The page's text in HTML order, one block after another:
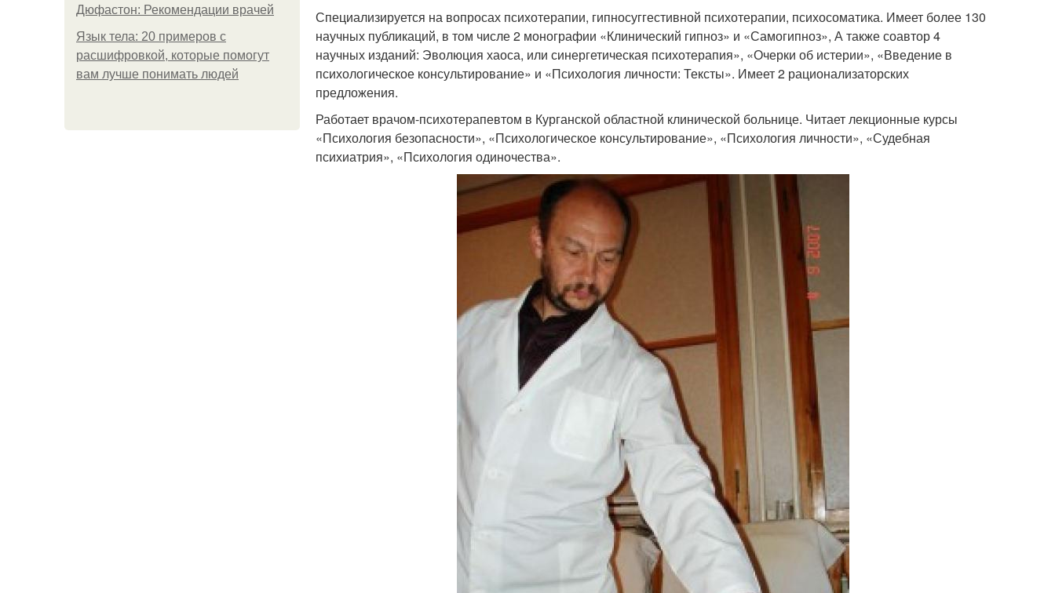
Дюфастон: Рекомендации врачей
Язык тела: 20 примеров с
расшифровкой, которые помогут
вам лучше понимать людей
Специализируется на вопросах психотерапии, гипносуггестивной психотерапии, психосоматика. Имеет более 130
научных публикаций, в том числе 2 монографии «Клинический гипноз» и «Самогипноз», А также соавтор 4
научных изданий: Эволюция хаоса, или синергетическая психотерапия», «Очерки об истерии», «Введение в
психологическое консультирование» и «Психология личности: Тексты». Имеет 2 рационализаторских
предложения.
Работает врачом-психотерапевтом в Курганской областной клинической больнице. Читает лекционные курсы
«Психология безопасности», «Психологическое консультирование», «Психология личности», «Судебная
психиатрия», «Психология одиночества».